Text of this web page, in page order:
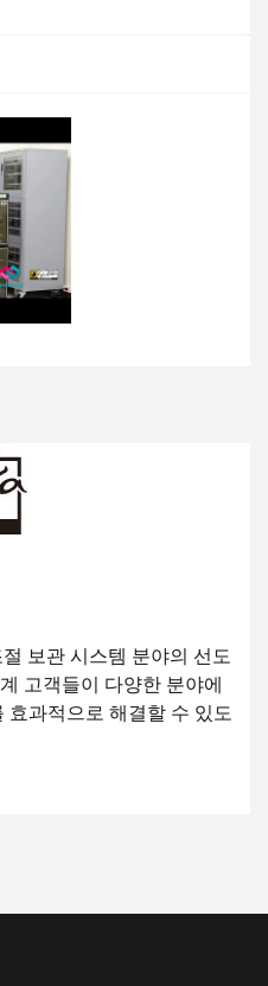
보관 시스템 분야의 선도
고객들이 다양한 분야에
효과적으로 해결할 수 있도